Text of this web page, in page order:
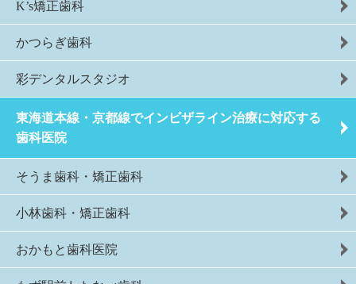
K’s矯正歯科
かつらぎ歯科
彩デンタルスタジオ
東海道本線・京都線でインビザライン治療に対応する
歯科医院
そうま歯科・矯正歯科
小林歯科・矯正歯科
おかもと歯科医院